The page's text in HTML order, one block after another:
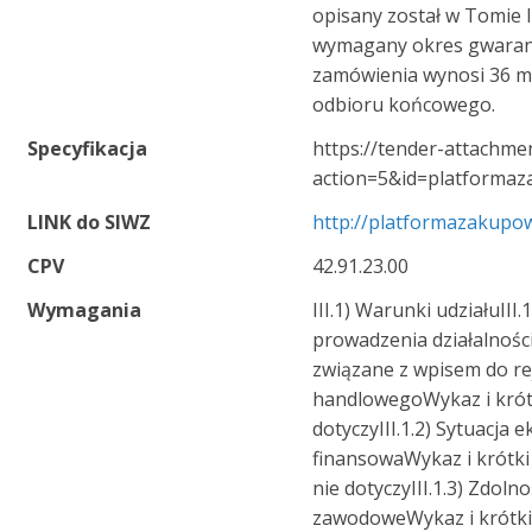
opisany został w Tomie
wymagany okres
zamówienia wynosi 36
odbioru końcowego.
Specyfikacja
https://tender-
LINK do SIWZ
http://
CPV
42.91.23.00
Wymagania
III.1) Warunki
prowadzenia
związane z wpisem do
handlowegoWykaz i
dotyczyIII.1.2) Sytuacja
finansowaWykaz i
nie dotyczyIII.1.3)
zawodoweWykaz i